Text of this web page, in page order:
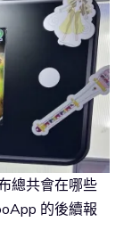
總共會在哪些
的後續報